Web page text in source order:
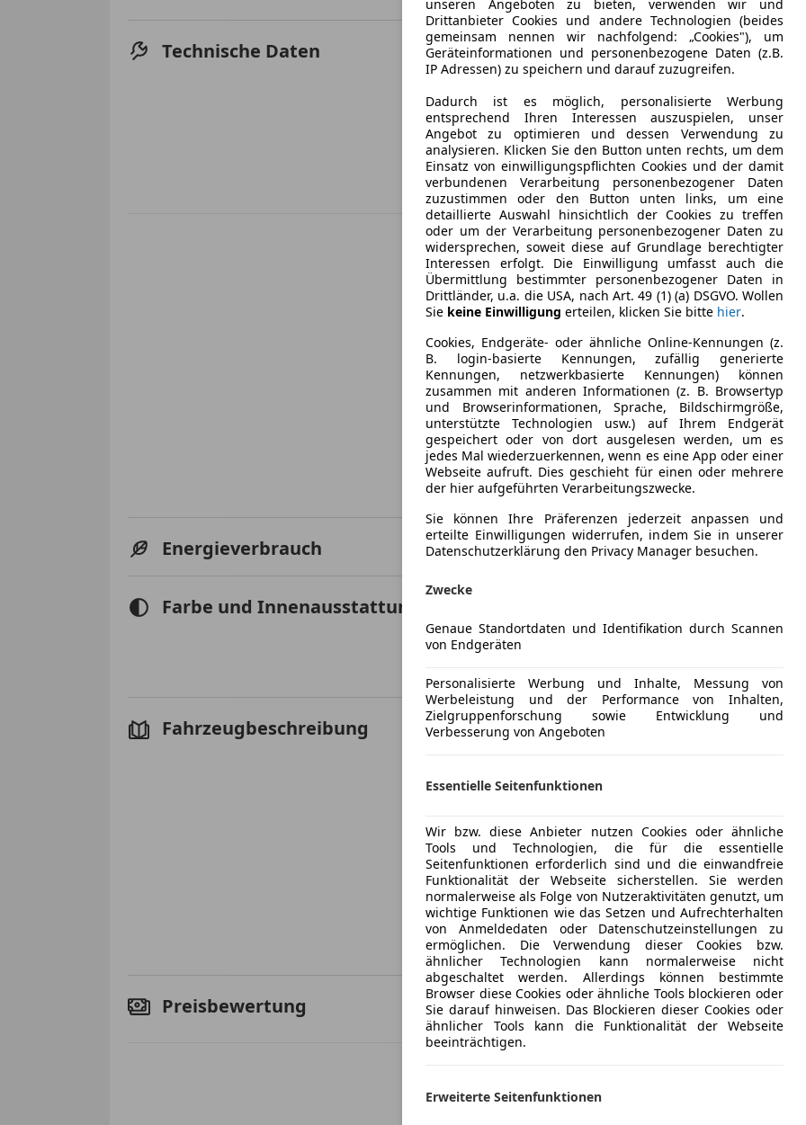
Technische Daten Leistung
88 kW
Getriebe
Hubraum
1 499 cm³
Gänge
6
Zylinder
4
Energieverbrauch Kraftstoff Diesel
Farbe und Innenausstattung
Farbe laut Hersteller
Fahrzeugbeschreibung Kuga Cool & Connect 1,5EcoBlue 120PS
* Klimaautomatik
* Led-Scheinwerfer
* Navi
* Metallic Lackierung
* Tempomat
FIN: 22083
INFOLINE:
Thomas Behr 0664/8458420
Philipp Ornig, 0676/9052430
Sebastijan Kopic 0664/88214909
Mehr anzeigen
Preisbewertung Mehr anzeigen
unseren Angeboten zu bieten, verwenden wir und
Drittanbieter Cookies und andere Technologien (beides
gemeinsam nennen wir nachfolgend: „Cookies"), um
Geräteinformationen und personenbezogene Daten (z.B.
IP Adressen) zu speichern und darauf zuzugreifen.
Dadurch ist es möglich, personalisierte Werbung
entsprechend Ihren Interessen auszuspielen, unser
Angebot zu optimieren und dessen Verwendung zu
analysieren. Klicken Sie den Button unten rechts, um dem
Einsatz von einwilligungspflichten Cookies und der damit
verbundenen Verarbeitung personenbezogener Daten
zuzustimmen oder den Button unten links, um eine
detaillierte Auswahl hinsichtlich der Cookies zu treffen
oder um der Verarbeitung personenbezogener Daten zu
widersprechen, soweit diese auf Grundlage berechtigter
Interessen erfolgt. Die Einwilligung umfasst auch die
Übermittlung bestimmter personenbezogener Daten in
Drittländer, u.a. die USA, nach Art. 49 (1) (a) DSGVO. Wollen
Sie keine Einwilligung erteilen, klicken Sie bitte hier.
Cookies, Endgeräte- oder ähnliche Online-Kennungen (z.
B. login-basierte Kennungen, zufällig generierte
Kennungen, netzwerkbasierte Kennungen) können
zusammen mit anderen Informationen (z. B. Browsertyp
und Browserinformationen, Sprache, Bildschirmgröße,
unterstützte Technologien usw.) auf Ihrem Endgerät
gespeichert oder von dort ausgelesen werden, um es
jedes Mal wiederzuerkennen, wenn es eine App oder einer
Webseite aufruft. Dies geschieht für einen oder mehrere
der hier aufgeführten Verarbeitungszwecke.
Sie können Ihre Präferenzen jederzeit anpassen und
erteilte Einwilligungen widerrufen, indem Sie in unserer
Datenschutzerklärung den Privacy Manager besuchen.
Zwecke
Genaue Standortdaten und Identifikation durch Scannen
von Endgeräten
Personalisierte Werbung und Inhalte, Messung von
Werbeleistung und der Performance von Inhalten,
Zielgruppenforschung sowie Entwicklung und
Verbesserung von Angeboten
Essentielle Seitenfunktionen
Wir bzw. diese Anbieter nutzen Cookies oder ähnliche
Tools und Technologien, die für die essentielle
Seitenfunktionen erforderlich sind und die einwandfreie
Funktionalität der Webseite sicherstellen. Sie werden
normalerweise als Folge von Nutzeraktivitäten genutzt, um
wichtige Funktionen wie das Setzen und Aufrechterhalten
von Anmeldedaten oder Datenschutzeinstellungen zu
ermöglichen. Die Verwendung dieser Cookies bzw.
ähnlicher Technologien kann normalerweise nicht
abgeschaltet werden. Allerdings können bestimmte
Browser diese Cookies oder ähnliche Tools blockieren oder
Sie darauf hinweisen. Das Blockieren dieser Cookies oder
ähnlicher Tools kann die Funktionalität der Webseite
beeinträchtigen.
Erweiterte Seitenfunktionen